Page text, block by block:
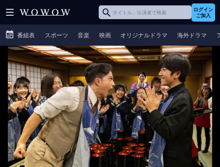
ログイン
ご加入
番組表 スポーツ 音楽 映画 オリジナルドラマ 海外ドラマ